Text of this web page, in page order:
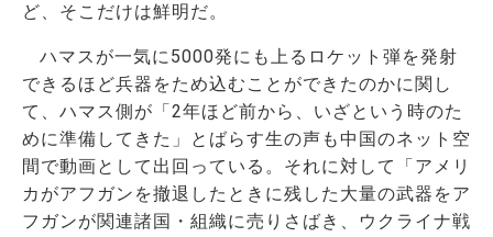
ど、そこだけは鮮明だ。
ハマスが一気に5000発にも上るロケット弾を発射
できるほど兵器をため込むことができたのかに関し
て、ハマス側が「2年ほど前から、いざという時のた
めに準備してきた」とばらす生の声も中国のネット空
間で動画として出回っている。それに対して「アメリ
カがアフガンを撤退したときに残した大量の武器をア
フガンが関連諸国・組織に売りさばき、ウクライナ戦